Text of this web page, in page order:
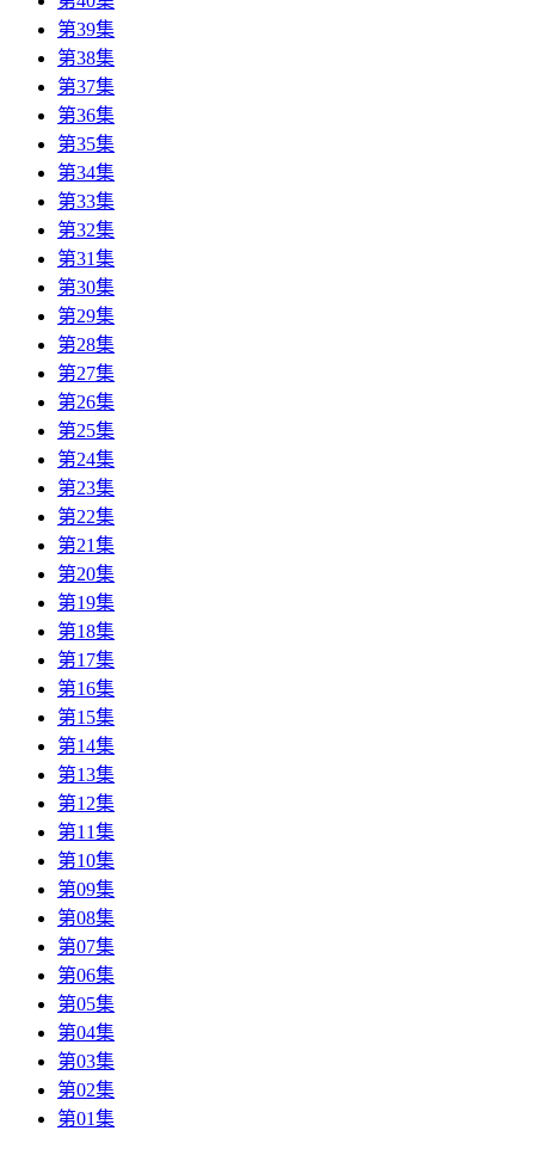
第39集
第38集
第37集
第36集
第35集
第34集
第33集
第32集
第31集
第30集
第29集
第28集
第27集
第26集
第25集
第24集
第23集
第22集
第21集
第20集
第19集
第18集
第17集
第16集
第15集
第14集
第13集
第12集
第11集
第10集
第09集
第08集
第07集
第06集
第05集
第04集
第03集
第02集
第01集